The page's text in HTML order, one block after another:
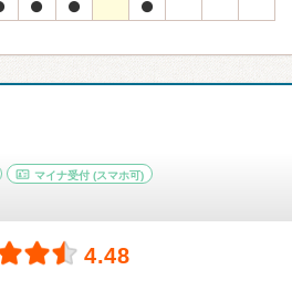
マイナ受付 (スマホ可)
4.48